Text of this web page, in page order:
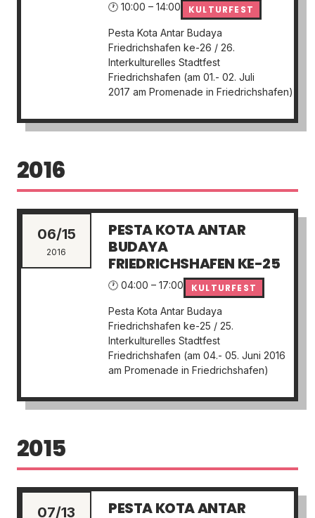
🕐 10:00 – 14:00
KULTURFEST
Pesta Kota Antar Budaya
Friedrichshafen ke-26 / 26.
Interkulturelles Stadtfest
Friedrichshafen (am 01.- 02. Juli
2017 am Promenade in Friedrichshafen)
2016
06/15
2016
PESTA KOTA ANTAR
BUDAYA
FRIEDRICHSHAFEN KE-25
🕐 04:00 – 17:00
KULTURFEST
Pesta Kota Antar Budaya
Friedrichshafen ke-25 / 25.
Interkulturelles Stadtfest
Friedrichshafen (am 04.- 05. Juni 2016
am Promenade in Friedrichshafen)
2015
07/13
PESTA KOTA ANTAR